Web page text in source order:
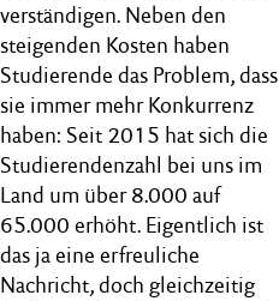
verständigen. Neben den
steigenden Kosten haben
Studierende das Problem, dass
sie immer mehr Konkurrenz
haben: Seit 2015 hat sich die
Studierendenzahl bei uns im
Land um über 8.000 auf
65.000 erhöht. Eigentlich ist
das ja eine erfreuliche
Nachricht, doch gleichzeitig